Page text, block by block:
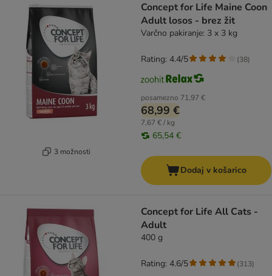
3 možnosti
Concept for Life Maine Coon
Adult losos - brez žit
Varčno pakiranje: 3 x 3 kg
posamezno 71,97 €
68,99 €
7,67 € / kg
65,54 €
Rating: 4.4/5 (38)
Dodaj v košarico
Concept for Life All Cats -
Adult
400 g
Rating: 4.6/5 (313)